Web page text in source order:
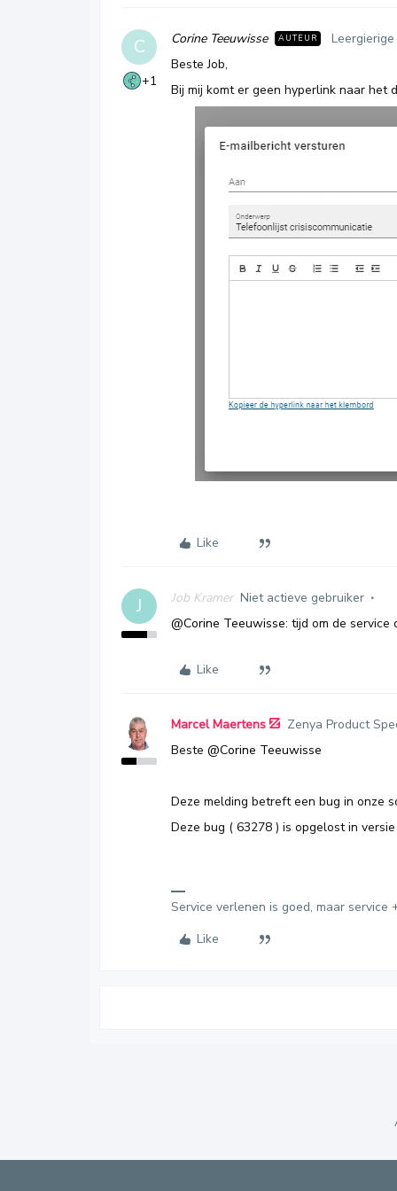
C
+1
Corine Teeuwisse AUTEUR
Leergierige
Beste Job,
Bij mij komt er geen hyperlink naar het
Like
J Job Kramer Niet actieve gebruiker
@Corine Teeuwisse: tijd om de service
Like
Marcel Maertens
Zenya Product
Beste @Corine Teeuwisse
Deze melding betreft een bug in onze
Deze bug ( 63278 ) is opgelost in
Service verlenen is goed, maar service
Like